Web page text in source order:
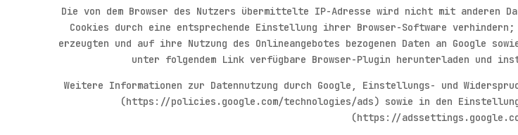
Die von dem Browser des Nutzers übermittelte IP-Adresse wird nicht mit anderen
Cookies durch eine entsprechende Einstellung ihrer Browser-Software
erzeugten und auf ihre Nutzung des Onlineangebotes bezogenen Daten an Google
unter folgendem Link verfügbare Browser-Plugin herunterladen und
Weitere Informationen zur Datennutzung durch Google, Einstellungs- und
(https://policies.google.com/technologies/ads) sowie in den
(https://